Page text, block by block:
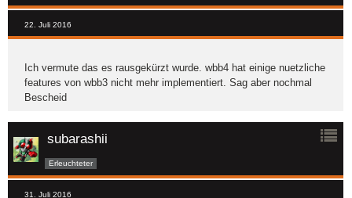
22. Juli 2016
Ich vermute das es rausgekürzt wurde. wbb4 hat einige nuetzliche
features von wbb3 nicht mehr implementiert. Sag aber nochmal
Bescheid
subarashii
Erleuchteter
31. Juli 2016